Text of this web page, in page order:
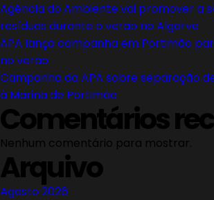
Agência do Ambiente vai promover a
resíduos durante o verão no Algarve
APA lança campanha em Portimão
no verão
Campanha da APA sobre separação
à Marina de Portimão
Comentários
Nenhum comentário para mostrar.
Arquivo
Agosto 2026